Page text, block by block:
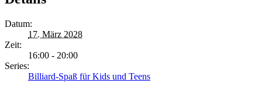
Datum:
17. März 2028
Zeit:
16:00 - 20:00
Series:
Billiard-Spaß für Kids und Teens